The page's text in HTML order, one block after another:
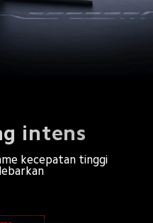
intens
kecepatan tinggi